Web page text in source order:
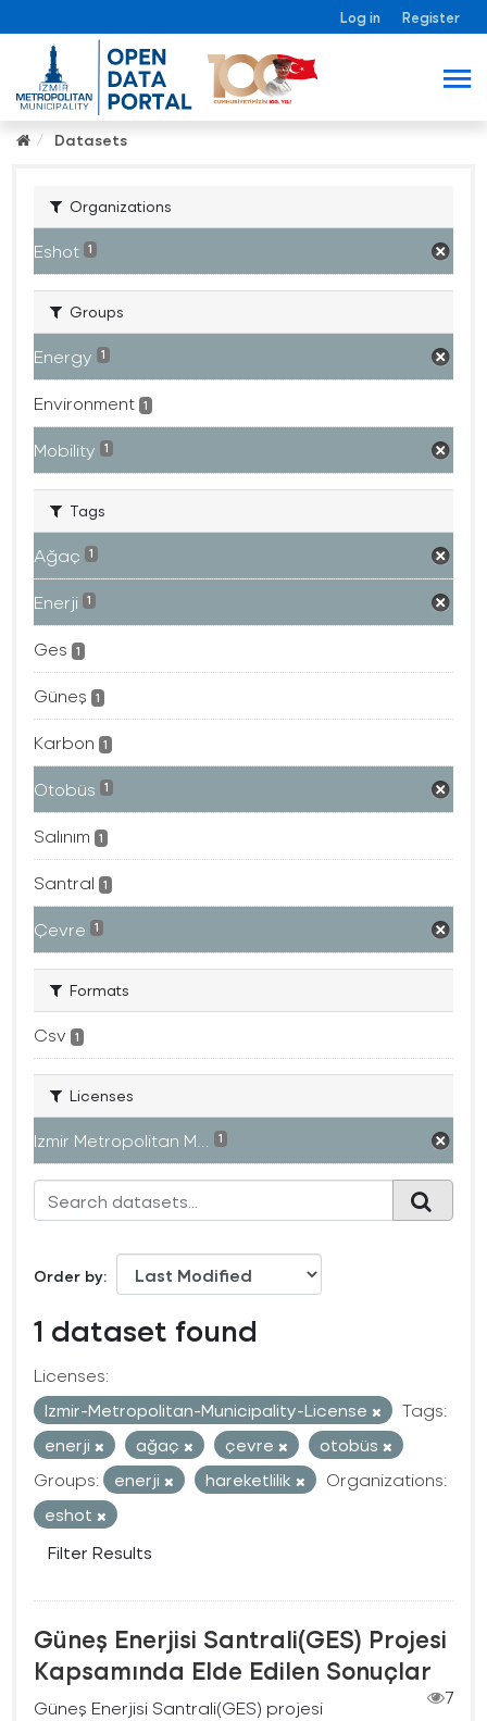
Log in Register
Datasets
Organizations
Eshot 1
Groups
Energy 1
Environment 1
Mobility 1
Tags
Ağaç 1
Enerji 1
Ges 1
Güneş 1
Karbon 1
Otobüs 1
Salınım 1
Santral 1
Çevre 1
Formats
Csv 1
Licenses
Izmir Metropolitan M... 1
Order by
1 dataset found
Licenses:
Izmir-Metropolitan-Municipality-License
Tags:
enerji
ağaç çevre
otobüs
Groups:
enerji hareketlilik
Organizations:
eshot
Filter Results
Güneş Enerjisi Santrali(GES) Projesi
Kapsamında Elde Edilen Sonuçlar
7
Güneş Enerjisi Santrali(GES) projesi